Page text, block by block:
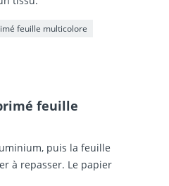
feuille multicolore
feuille
puis la feuille
à repasser. Le papier